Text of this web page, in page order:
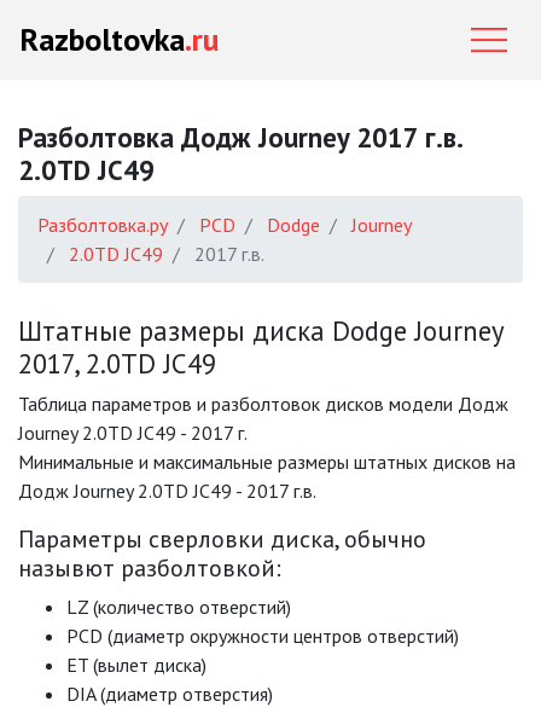
Razboltovka.ru
Разболтовка Додж Journey 2017 г.в.
2.0TD JC49
Разболтовка.ру PCD Dodge
Journey
2.0TD JC49
2017 г.в.
Штатные размеры диска Dodge Journey
2017, 2.0TD JC49
Таблица параметров и разболтовок дисков модели Додж
Journey 2.0TD JC49 - 2017 г.
Минимальные и максимальные размеры штатных дисков на
Додж Journey 2.0TD JC49 - 2017 г.в.
Параметры сверловки диска, обычно
назывют разболтовкой:
LZ (количество отверстий)
PCD (диаметр окружности центров отверстий)
ET (вылет диска)
DIA (диаметр отверстия)